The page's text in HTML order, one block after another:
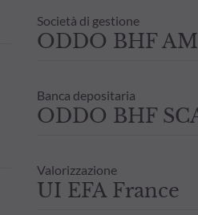
Società di gestione
ODDO BHF AM
Banca depositaria
ODDO BHF
Valorizzazione
UI EFA France